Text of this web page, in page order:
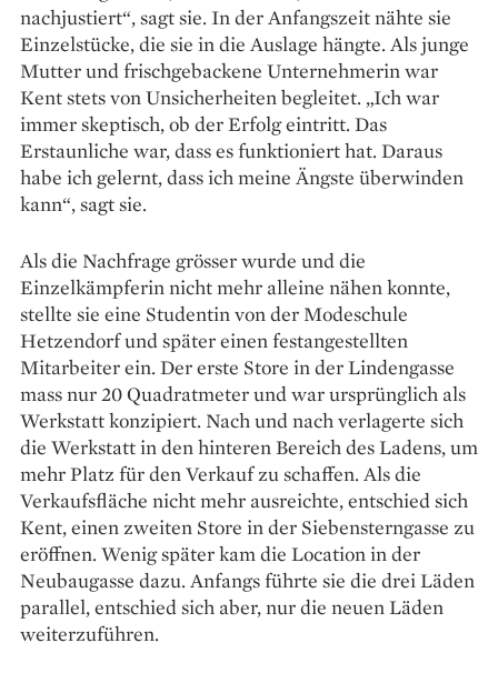
nachjustiert“, sagt sie. In der Anfangszeit nähte sie
Einzelstücke, die sie in die Auslage hängte. Als junge
Mutter und frischgebackene Unternehmerin war
Kent stets von Unsicherheiten begleitet. „Ich war
immer skeptisch, ob der Erfolg eintritt. Das
Erstaunliche war, dass es funktioniert hat. Daraus
habe ich gelernt, dass ich meine Ängste überwinden
kann“, sagt sie.
Als die Nachfrage grösser wurde und die
Einzelkämpferin nicht mehr alleine nähen konnte,
stellte sie eine Studentin von der Modeschule
Hetzendorf und später einen festangestellten
Mitarbeiter ein. Der erste Store in der Lindengasse
mass nur 20 Quadratmeter und war ursprünglich als
Werkstatt konzipiert. Nach und nach verlagerte sich
die Werkstatt in den hinteren Bereich des Ladens, um
mehr Platz für den Verkauf zu schaffen. Als die
Verkaufsfläche nicht mehr ausreichte, entschied sich
Kent, einen zweiten Store in der Siebensterngasse zu
eröffnen. Wenig später kam die Location in der
Neubaugasse dazu. Anfangs führte sie die drei Läden
parallel, entschied sich aber, nur die neuen Läden
weiterzuführen.